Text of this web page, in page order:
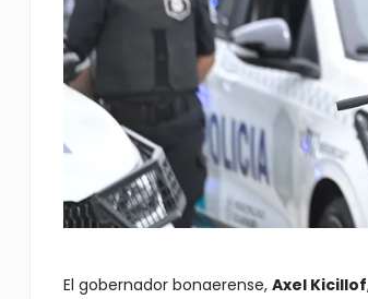
El gobernador bonaerense, Axel Kicillof